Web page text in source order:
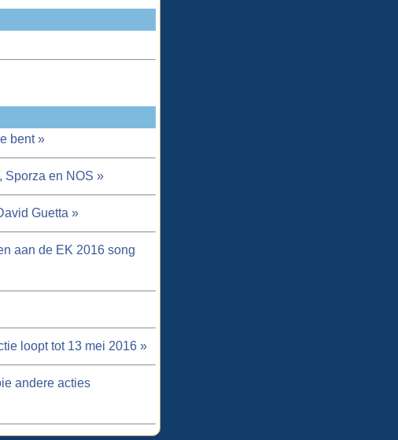
bent »
Sporza en NOS »
Guetta »
aan de EK 2016 song
loopt tot 13 mei 2016 »
andere acties